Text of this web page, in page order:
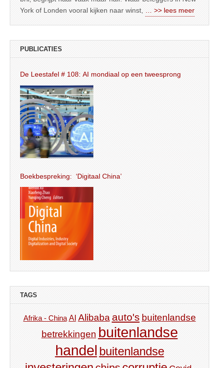
York of Londen vooral kijken naar winst,
… >> lees meer
PUBLICATIES
De Leestafel # 108: AI mondiaal op een tweesprong
Boekbespreking: ‘Digitaal China’
TAGS
Afrika - China AI Alibaba auto's buitenlandse
betrekkingen buitenlandse
handel buitenlandse